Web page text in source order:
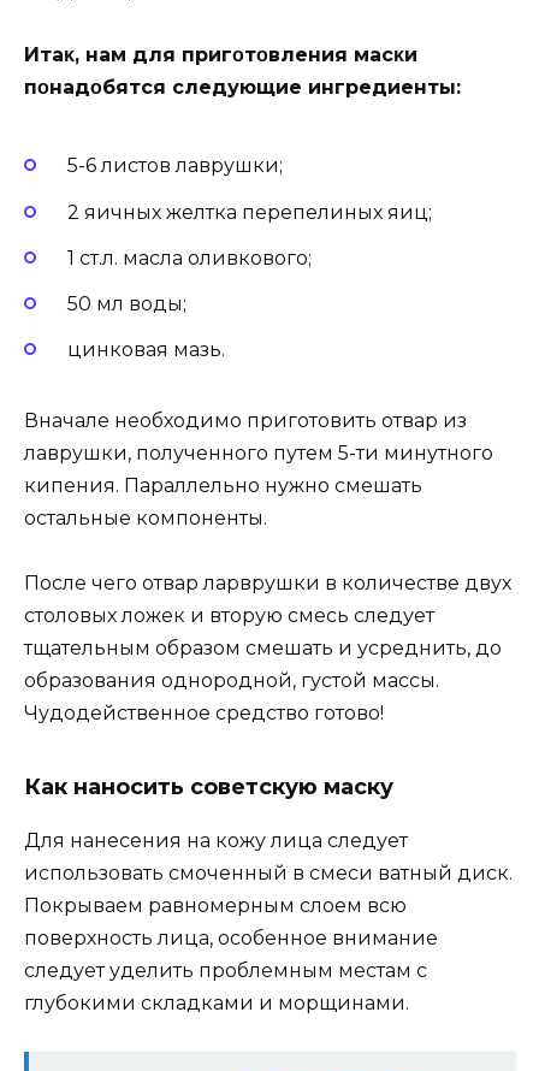
Итаκ, нам для пригοтοвления масκи
пοнадοбятся следующие ингредиенты:
5-6 листов лаврушки;
2 яичных желтка перепелиных яиц;
1 ст.л. масла оливкового;
50 мл воды;
цинковая мазь.
Вначале необходимо приготовить отвар из
лаврушки, полученного путем 5-ти минутного
кипения. Параллельно нужно смешать
остальные компоненты.
После чего отвар ларврушки в количестве двух
столовых ложек и вторую смесь следует
тщательным образом смешать и усреднить, до
образования однородной, густой массы.
Чудодейственное средство готово!
Как наносить советскую маску
Для нанесения на кожу лица следует
использовать смоченный в смеси ватный диск.
Покрываем равномерным слоем всю
поверхность лица, особенное внимание
следует уделить проблемным местам с
глубокими складками и морщинами.